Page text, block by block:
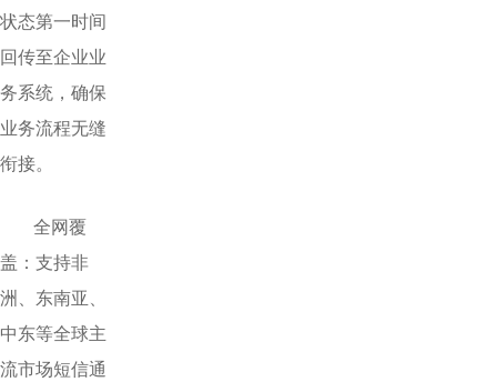
状态第一时间
回传至企业业
务系统，确保
业务流程无缝
衔接。
全网覆
盖：支持非
洲、东南亚、
中东等全球主
流市场短信通